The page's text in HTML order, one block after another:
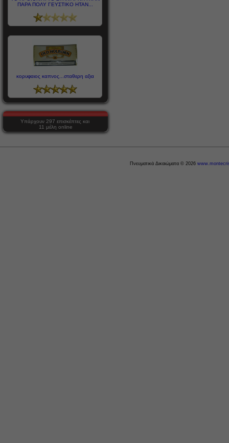
ΠΑΡΑ ΠΟΛΥ ΓΕΥΣΤΙΚΟ ΗΤΑΝ...
κορυφαιος καπνος...σταθερη αξια
Υπάρχουν 297 επισκέπτες και
11 μέλη online
Πνευματικά Δικαιώματα © 2026